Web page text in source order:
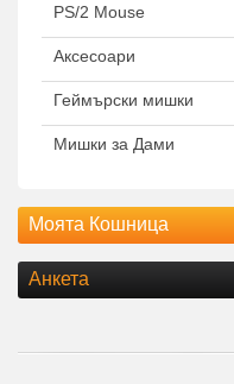
PS/2 Mouse
Аксесоари
Геймърски мишки
Мишки за Дами
Моята Кошница
Анкета